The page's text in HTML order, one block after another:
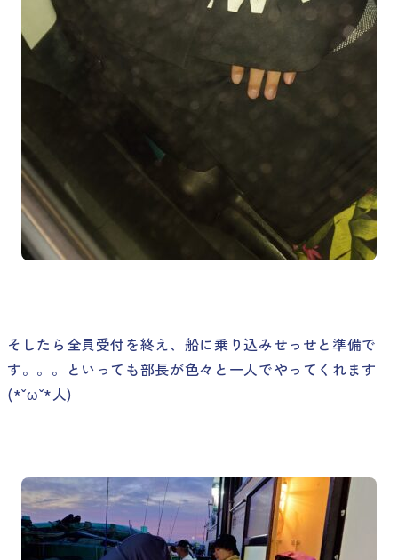
そしたら全員受付を終え、船に乗り込みせっせと準備で
す。。。といっても部長が色々と一人でやってくれます
(*ˇωˇ*人)